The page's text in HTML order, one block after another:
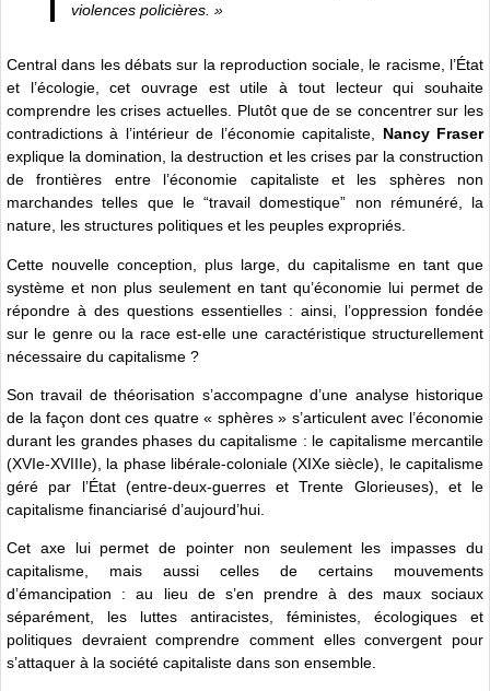
violences policières. »
Central dans les débats sur la reproduction sociale, le racisme, l’État
et l’écologie, cet ouvrage est utile à tout lecteur qui souhaite
comprendre les crises actuelles. Plutôt que de se concentrer sur les
contradictions à l’intérieur de l’économie capitaliste, Nancy Fraser
explique la domination, la destruction et les crises par la construction
de frontières entre l’économie capitaliste et les sphères non
marchandes telles que le “travail domestique” non rémunéré, la
nature, les structures politiques et les peuples expropriés.
Cette nouvelle conception, plus large, du capitalisme en tant que
système et non plus seulement en tant qu’économie lui permet de
répondre à des questions essentielles : ainsi, l’oppression fondée
sur le genre ou la race est-elle une caractéristique structurellement
nécessaire du capitalisme ?
Son travail de théorisation s’accompagne d’une analyse historique
de la façon dont ces quatre « sphères » s’articulent avec l’économie
durant les grandes phases du capitalisme : le capitalisme mercantile
(XVIe-XVIIIe), la phase libérale-coloniale (XIXe siècle), le capitalisme
géré par l’État (entre-deux-guerres et Trente Glorieuses), et le
capitalisme financiarisé d’aujourd’hui.
Cet axe lui permet de pointer non seulement les impasses du
capitalisme, mais aussi celles de certains mouvements
d’émancipation : au lieu de s’en prendre à des maux sociaux
séparément, les luttes antiracistes, féministes, écologiques et
politiques devraient comprendre comment elles convergent pour
s’attaquer à la société capitaliste dans son ensemble.